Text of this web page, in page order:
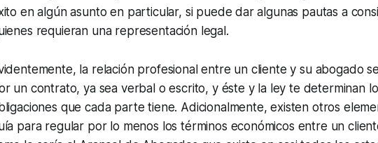
en algún asunto en particular, si puede dar algunas pautas a
requieran una representación legal.
la relación profesional entre un cliente y su abogado
un contrato, ya sea verbal o escrito, y éste y la ley te determinan
que cada parte tiene. Adicionalmente, existen otros
para regular por lo menos los términos económicos entre un